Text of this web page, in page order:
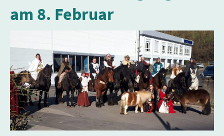
am 8. Februar